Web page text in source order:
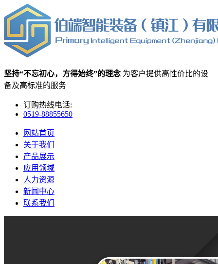
坚持“不忘初心，方得始终”的理念 为客户提供高性价比的设
备及高标准的服务
订购热线电话:
0519-88855650
网站首页
关于我们
产品展示
应用领域
人力资源
新闻中心
联系我们